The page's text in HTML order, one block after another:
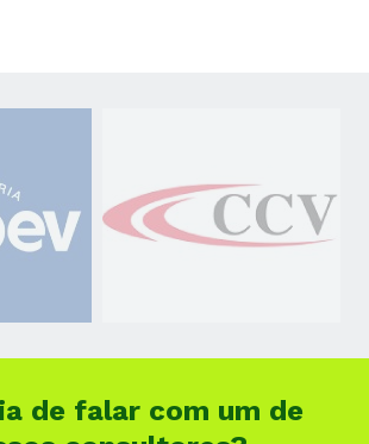
de falar com um de